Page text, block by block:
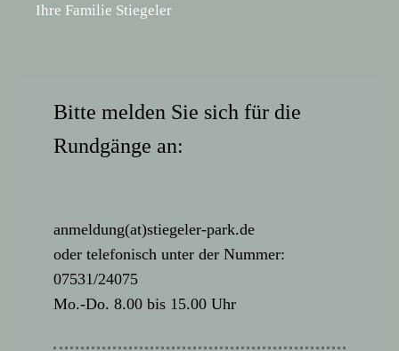
Ihre Familie Stiegeler
Bitte melden Sie sich für die
Rundgänge an:
anmeldung(at)stiegeler-park.de
oder telefonisch unter der Nummer:
07531/24075
Mo.-Do. 8.00 bis 15.00 Uhr